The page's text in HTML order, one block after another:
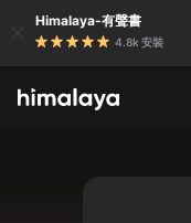
Himalaya-有聲書
4.8k 安裝